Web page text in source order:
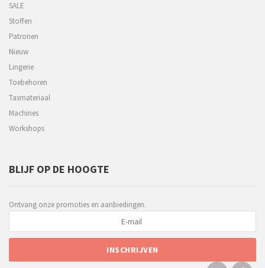
SALE
Stoffen
Patronen
Nieuw
Lingerie
Toebehoren
Tasmateriaal
Machines
Workshops
BLIJF OP DE HOOGTE
Ontvang onze promoties en aanbiedingen.